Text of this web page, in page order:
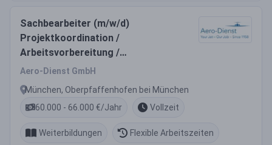
Sachbearbeiter (m/w/d)
Projektkoordination /
Arbeitsvorbereitung /
Administration
Aero-Dienst GmbH
München, Oberpfaffenhofen bei München
60.000 - 66.000 €/Jahr
Vollzeit
Weiterbildungen Flexible Arbeitszeiten